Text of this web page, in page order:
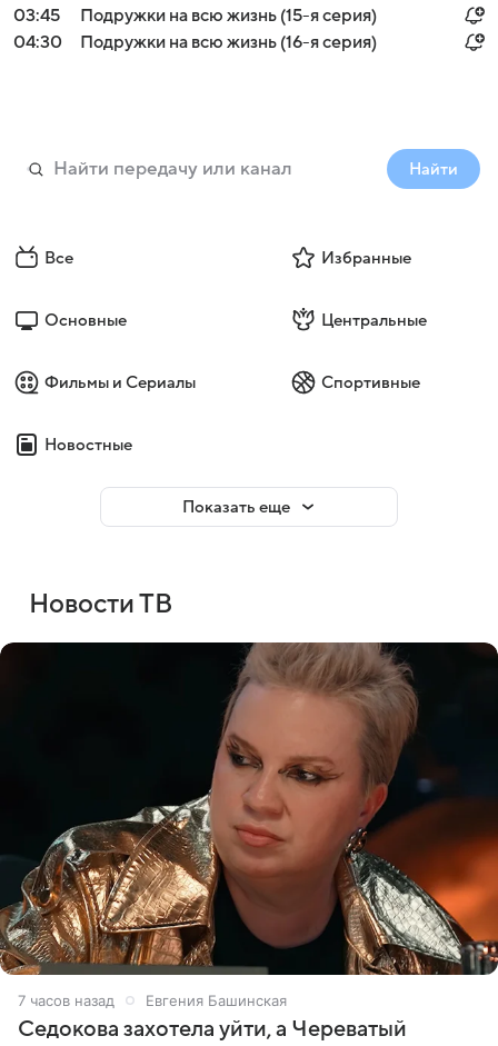
03:45
Подружки на всю жизнь (15-я серия)
04:30
Подружки на всю жизнь (16-я серия)
Найти
Все Избранные
Основные Центральные
Фильмы и Сериалы Спортивные
Новостные
Показать еще
Новости ТВ
7 часов назад Евгения Башинская
Седокова захотела уйти, а Череватый